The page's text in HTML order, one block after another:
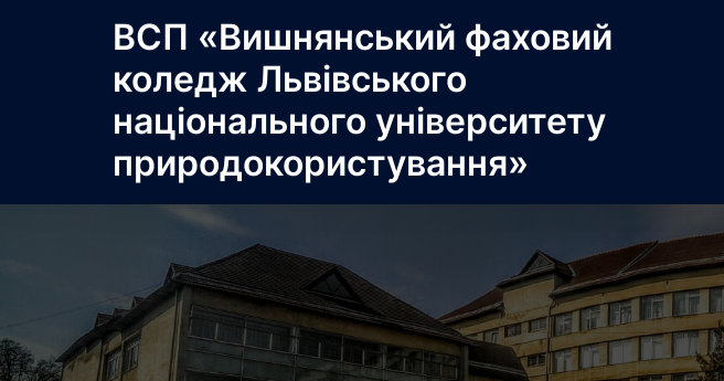
ВСП «Вишнянський фаховий
коледж Львівського
національного університету
природокористування»